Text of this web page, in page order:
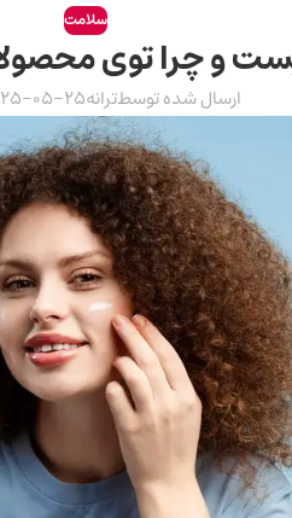
سلامت
و چرا توی
ارسال شده توسطترانه05-25